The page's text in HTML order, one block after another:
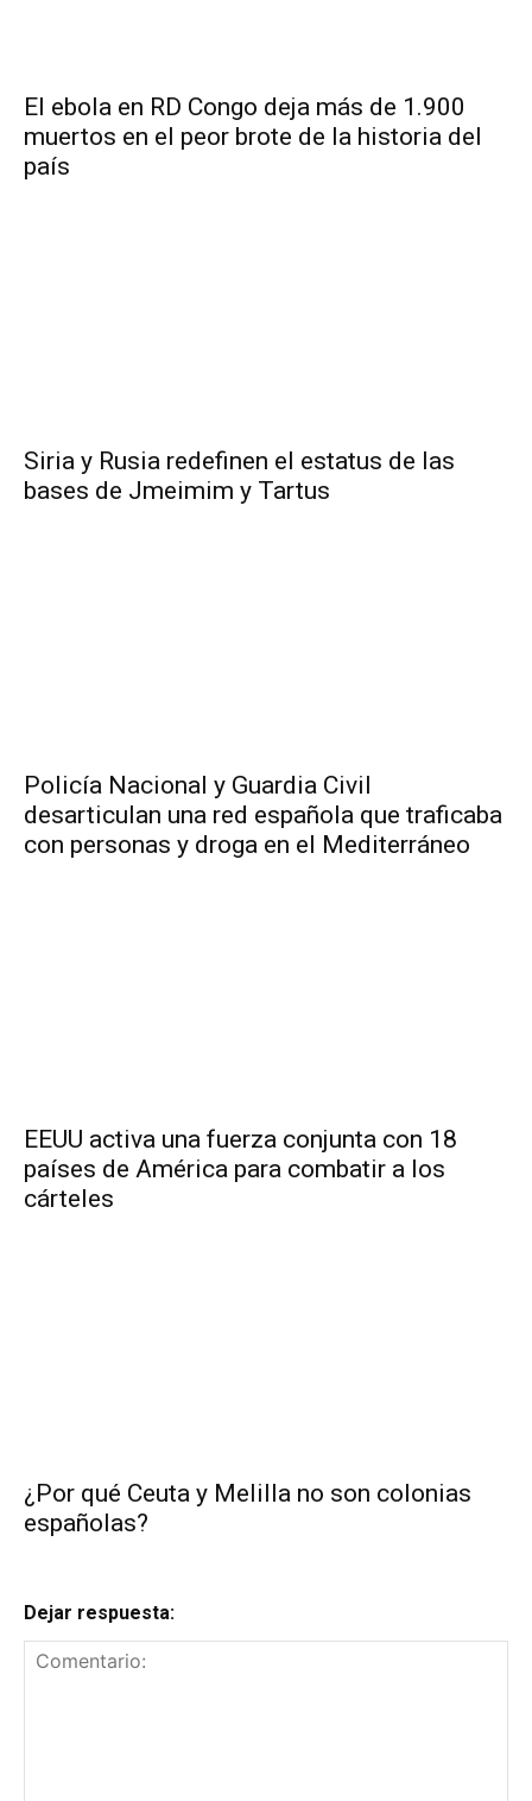
El ebola en RD Congo deja más de 1.900
muertos en el peor brote de la historia del
país
Siria y Rusia redefinen el estatus de las
bases de Jmeimim y Tartus
Policía Nacional y Guardia Civil
desarticulan una red española que traficaba
con personas y droga en el Mediterráneo
EEUU activa una fuerza conjunta con 18
países de América para combatir a los
cárteles
¿Por qué Ceuta y Melilla no son colonias
españolas?
Dejar respuesta: